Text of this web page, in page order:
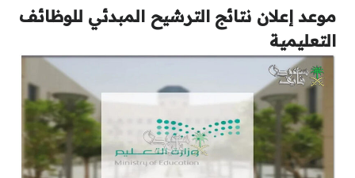
موعد إعلان نتائج الترشيح المبدئي للوظائف
التعليمية